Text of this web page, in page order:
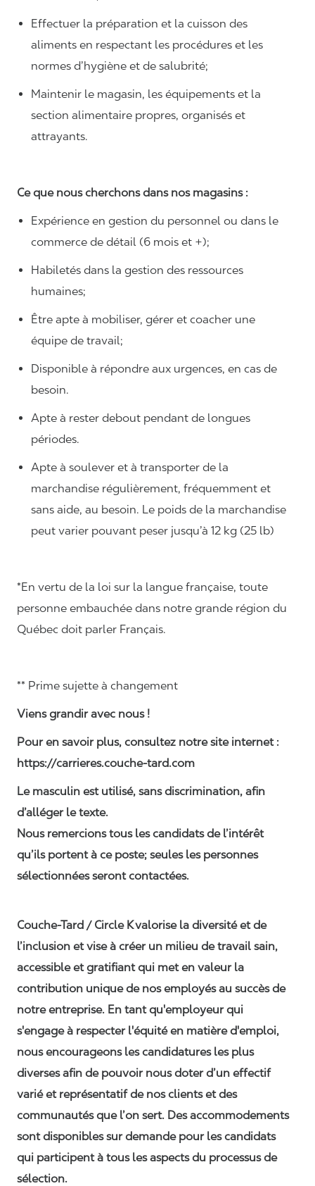
Effectuer la préparation et la cuisson des
aliments en respectant les procédures et les
normes d’hygiène et de salubrité;
Maintenir le magasin, les équipements et la
section alimentaire propres, organisés et
attrayants.
Ce que nous cherchons dans nos magasins :
Expérience en gestion du personnel ou dans le
commerce de détail (6 mois et +);
Habiletés dans la gestion des ressources
humaines;
Être apte à mobiliser, gérer et coacher une
équipe de travail;
Disponible à répondre aux urgences, en cas de
besoin.
Apte à rester debout pendant de longues
périodes.
Apte à soulever et à transporter de la
marchandise régulièrement, fréquemment et
sans aide, au besoin. Le poids de la marchandise
peut varier pouvant peser jusqu’à 12 kg (25 lb)
*En vertu de la loi sur la langue française, toute
personne embauchée dans notre grande région du
Québec doit parler Français.
** Prime sujette à changement
Viens grandir avec nous !
Pour en savoir plus, consultez notre site internet :
https://carrieres.couche-tard.com
Le masculin est utilisé, sans discrimination, afin
d’alléger le texte.
Nous remercions tous les candidats de l’intérêt
qu’ils portent à ce poste; seules les personnes
sélectionnées seront contactées.
Couche-Tard / Circle Kvalorise la diversité et de
l’inclusion et vise à créer un milieu de travail sain,
accessible et gratifiant qui met en valeur la
contribution unique de nos employés au succès de
notre entreprise. En tant qu'employeur qui
s'engage à respecter l'équité en matière d'emploi,
nous encourageons les candidatures les plus
diverses afin de pouvoir nous doter d’un effectif
varié et représentatif de nos clients et des
communautés que l’on sert. Des accommodements
sont disponibles sur demande pour les candidats
qui participent à tous les aspects du processus de
sélection.